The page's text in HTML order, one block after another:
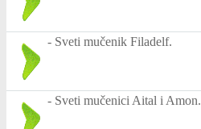
- Sveti mučenik Filadelf.
- Sveti mučenici Aital i Amon.